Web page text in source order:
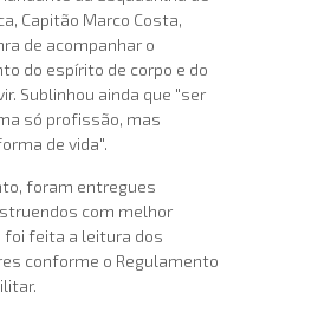
Capitão Marco Costa,
de acompanhar o
do espírito de corpo e do
Sublinhou ainda que "ser
só profissão, mas
de vida".
foram entregues
com melhor
foi feita a leitura dos
conforme o Regulamento